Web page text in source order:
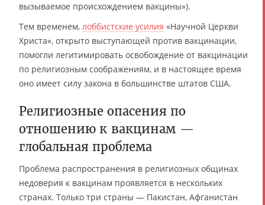
вызываемое происхождением вакцины»).
Тем временем, лоббистские усилия «Научной Церкви
Христа», открыто выступающей против вакцинации,
помогли легитимировать освобождение от вакцинации
по религиозным соображениям, и в настоящее время
оно имеет силу закона в большинстве штатов США.
Религиозные опасения по
отношению к вакцинам —
глобальная проблема
Проблема распространения в религиозных общинах
недоверия к вакцинам проявляется в нескольких
странах. Только три страны — Пакистан, Афганистан